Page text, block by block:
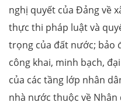
nghị quyết của Đảng về
thực thi pháp luật và
trọng của đất nước; bảo
công khai, minh bạch,
của các tầng lớp nhân
nhà nước thuộc về Nhân